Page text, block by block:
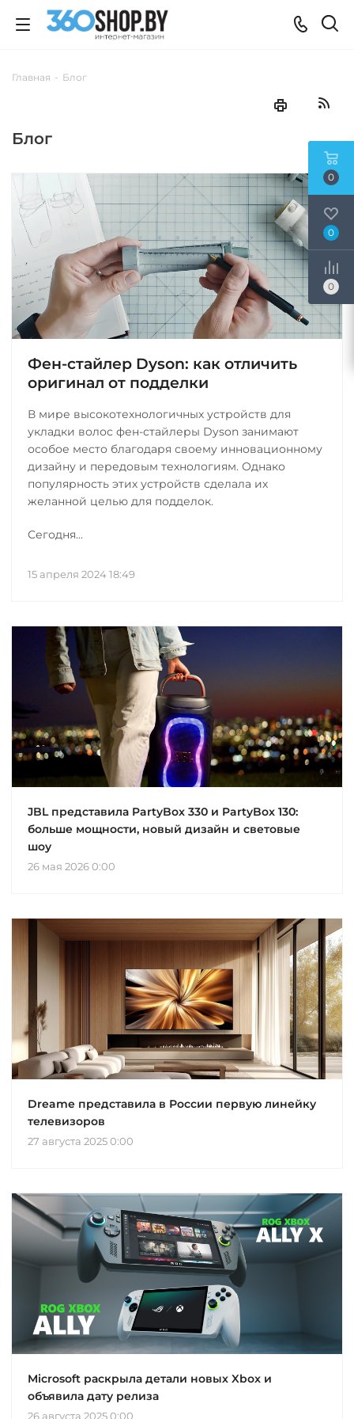
Главная - Блог
Блог
Фен-стайлер Dyson: как отличить
оригинал от подделки
В мире высокотехнологичных устройств для
укладки волос фен-стайлеры Dyson занимают
особое место благодаря своему инновационному
дизайну и передовым технологиям. Однако
популярность этих устройств сделала их
желанной целью для подделок.
Сегодня...
15 апреля 2024 18:49
JBL представила PartyBox 330 и PartyBox 130:
больше мощности, новый дизайн и световые
шоу
26 мая 2026 0:00
Dreame представила в России первую линейку
телевизоров
27 августа 2025 0:00
Microsoft раскрыла детали новых Xbox и
объявила дату релиза
26 августа 2025 0:00
0
0
0